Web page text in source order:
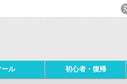
ール 初心者・復帰